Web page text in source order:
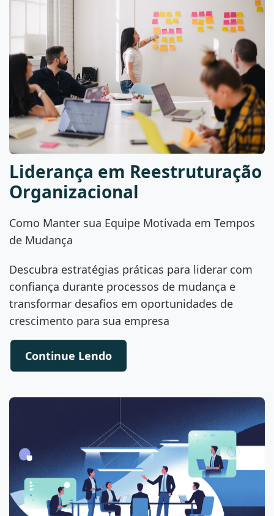
Liderança em Reestruturação
Organizacional
Como Manter sua Equipe Motivada em Tempos
de Mudança
Descubra estratégias práticas para liderar com
confiança durante processos de mudança e
transformar desafios em oportunidades de
crescimento para sua empresa
Continue Lendo